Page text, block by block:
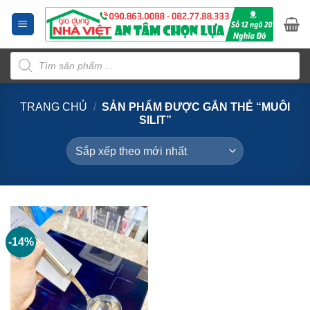
dung
Tìm
kiếm
sản
phẩm
TRANG CHỦ / SẢN PHẨM ĐƯỢC GẮN THẺ “MUÔI
SILIT”
-14%